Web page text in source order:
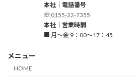
本社｜電話番号
☏ 0155-22-7355
本社｜営業時間
■ 月～金 9：00～17：45
メニュー
HOME